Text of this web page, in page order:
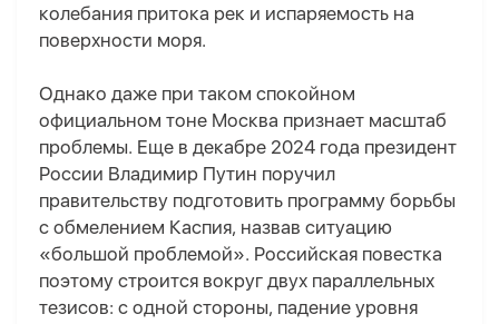
колебания притока рек и испаряемость на
поверхности моря.
Однако даже при таком спокойном
официальном тоне Москва признает масштаб
проблемы. Еще в декабре 2024 года президент
России Владимир Путин поручил
правительству подготовить программу борьбы
с обмелением Каспия, назвав ситуацию
«большой проблемой». Российская повестка
поэтому строится вокруг двух параллельных
тезисов: с одной стороны, падение уровня